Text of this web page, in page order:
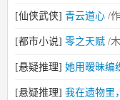
[仙侠武侠] 青云道心 /
[都市小说] 零之天赋 /
[悬疑推理] 她用暧昧编
[悬疑推理] 我在遗物里